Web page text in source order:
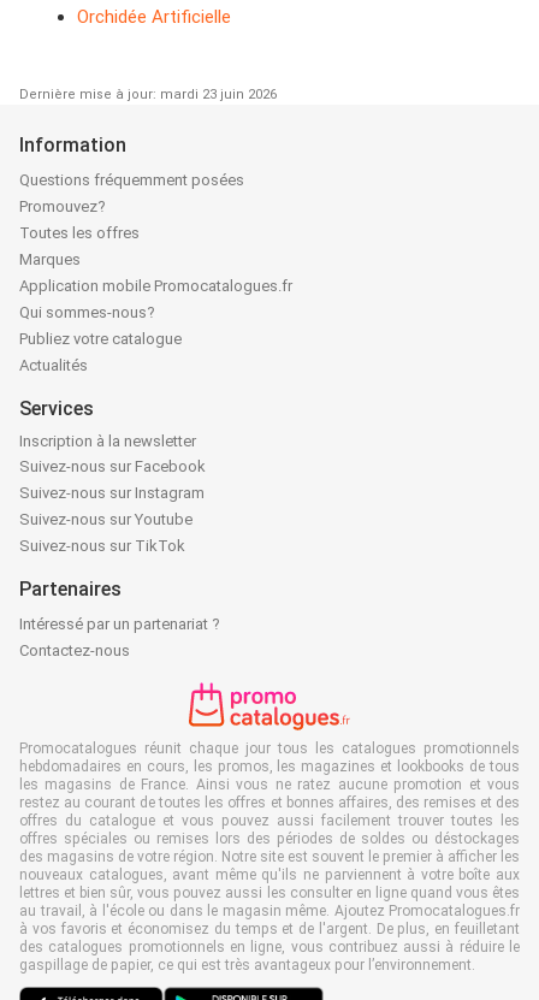
Orchidée Artificielle
Dernière mise à jour: mardi 23 juin 2026
Information
Questions fréquemment posées
Promouvez?
Toutes les offres
Marques
Application mobile Promocatalogues.fr
Qui sommes-nous?
Publiez votre catalogue
Actualités
Services
Inscription à la newsletter
Suivez-nous sur Facebook
Suivez-nous sur Instagram
Suivez-nous sur Youtube
Suivez-nous sur TikTok
Partenaires
Intéressé par un partenariat ?
Contactez-nous
Promocatalogues réunit chaque jour tous les catalogues promotionnels
hebdomadaires en cours, les promos, les magazines et lookbooks de tous
les magasins de France. Ainsi vous ne ratez aucune promotion et vous
restez au courant de toutes les offres et bonnes affaires, des remises et des
offres du catalogue et vous pouvez aussi facilement trouver toutes les
offres spéciales ou remises lors des périodes de soldes ou déstockages
des magasins de votre région. Notre site est souvent le premier à afficher les
nouveaux catalogues, avant même qu'ils ne parviennent à votre boîte aux
lettres et bien sûr, vous pouvez aussi les consulter en ligne quand vous êtes
au travail, à l'école ou dans le magasin même. Ajoutez Promocatalogues.fr
à vos favoris et économisez du temps et de l'argent. De plus, en feuilletant
des catalogues promotionnels en ligne, vous contribuez aussi à réduire le
gaspillage de papier, ce qui est très avantageux pour l’environnement.